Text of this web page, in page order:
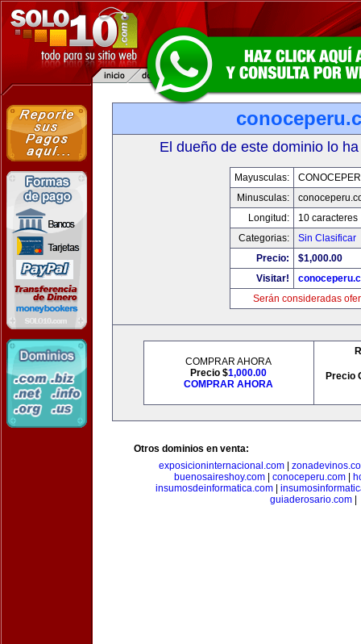
El dueño de este dominio lo
Mayusculas:
Minusculas:
Longitud:
10 caracteres
Categorias:
Sin Clasificar
Precio:
$1,000.00
Visitar!
Serán consideradas
COMPRAR AHORA
Precio $1,000.00
COMPRAR AHORA
Precio
Otros dominios en venta:
exposicioninternacional.com
buenosaireshoy.com| conoceperu.com|
insumosdeinformatica.com|
guiaderosario.com